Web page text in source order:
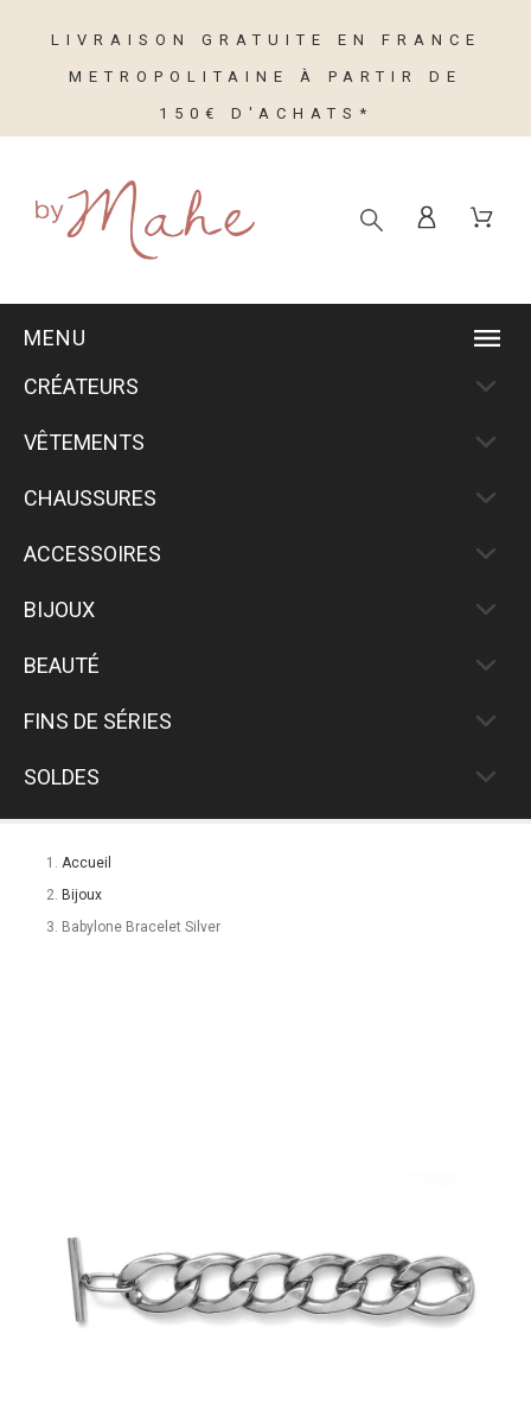
LIVRAISON GRATUITE EN FRANCE
METROPOLITAINE À PARTIR DE
150€ D'ACHATS*
MENU
CRÉATEURS
VÊTEMENTS
CHAUSSURES
ACCESSOIRES
BIJOUX
BEAUTÉ
FINS DE SÉRIES
SOLDES
Accueil
Bijoux
Babylone Bracelet Silver